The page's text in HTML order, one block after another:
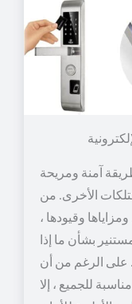
آمنة ومريحة
الأخرى. من
وقيودها ،
بشأن ما إذا
على الرغم من أن
للجميع ، إلا